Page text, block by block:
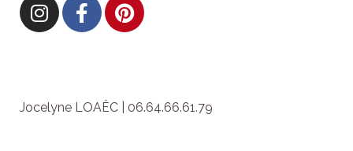
Jocelyne LOAËC | 06.64.66.61.79